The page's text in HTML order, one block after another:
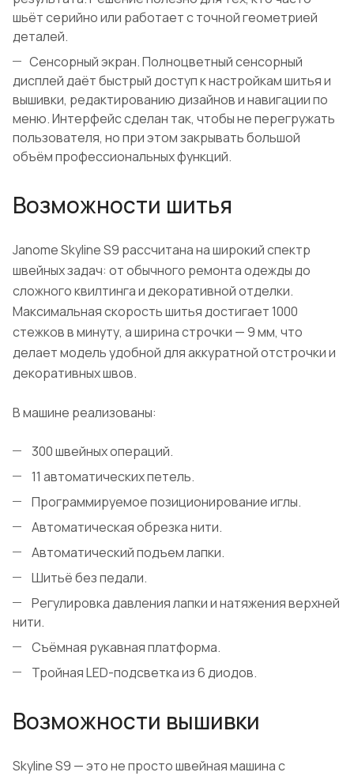
шьёт серийно или работает с точной геометрией
деталей.
Сенсорный экран. Полноцветный сенсорный
дисплей даёт быстрый доступ к настройкам шитья и
вышивки, редактированию дизайнов и навигации по
меню. Интерфейс сделан так, чтобы не перегружать
пользователя, но при этом закрывать большой
объём профессиональных функций.
Возможности шитья
Janome Skyline S9 рассчитана на широкий спектр
швейных задач: от обычного ремонта одежды до
сложного квилтинга и декоративной отделки.
Максимальная скорость шитья достигает 1000
стежков в минуту, а ширина строчки — 9 мм, что
делает модель удобной для аккуратной отстрочки и
декоративных швов.
В машине реализованы:
300 швейных операций.
11 автоматических петель.
Программируемое позиционирование иглы.
Автоматическая обрезка нити.
Автоматический подъем лапки.
Шитьё без педали.
Регулировка давления лапки и натяжения верхней
нити.
Съёмная рукавная платформа.
Тройная LED-подсветка из 6 диодов.
Возможности вышивки
Skyline S9 — это не просто швейная машина с